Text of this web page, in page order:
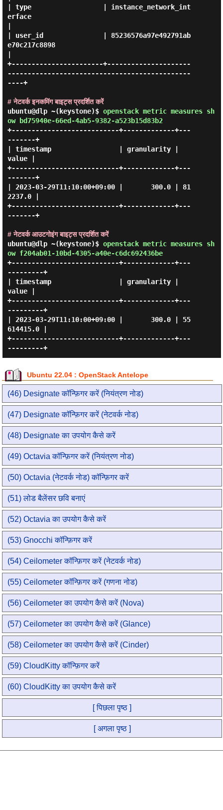
| type                  | instance_network_int
erface
| user_id               | 85236576a97e492791ab
e70c217c8898
+-----------------------+---------------------
----------------------------------------------
----+
# नेटवर्क इनकमिंग बाइट्स प्रदर्शित करें
ubuntu@dlp ~(keystone)$ openstack metric measures sh
ow bd75940e-66ed-4ab5-9382-a523b15d83b2
+---------------------------+-------------+---
-------+
| timestamp                 | granularity |
value |
+---------------------------+-------------+---
-------+
| 2023-03-29T11:10:00+09:00 |       300.0 | 81
2237.0 |
+---------------------------+-------------+---
-------+
# नेटवर्क आउटगोइंग बाइट्स प्रदर्शित करें
ubuntu@dlp ~(keystone)$ openstack metric measures sh
ow f204ab01-10bd-4305-a40e-c6dc692436be
+---------------------------+-------------+---
---------+
| timestamp                 | granularity |
value |
+---------------------------+-------------+---
---------+
| 2023-03-29T11:10:00+09:00 |       300.0 | 55
614415.0 |
+---------------------------+-------------+---
---------+
Ubuntu 22.04 : OpenStack Antelope
(46) Designate कॉन्फ़िगर करें (नियंत्रण नोड)
(47) Designate कॉन्फ़िगर करें (नेटवर्क नोड)
(48) Designate का उपयोग कैसे करें
(49) Octavia कॉन्फ़िगर करें (नियंत्रण नोड)
(50) Octavia (नेटवर्क नोड) कॉन्फ़िगर करें
(51) लोड बैलेंसर छवि बनाएं
(52) Octavia का उपयोग कैसे करें
(53) Gnocchi कॉन्फ़िगर करें
(54) Ceilometer कॉन्फ़िगर करें (नेटवर्क नोड)
(55) Ceilometer कॉन्फ़िगर करें (गणना नोड)
(56) Ceilometer का उपयोग कैसे करें (Nova)
(57) Ceilometer का उपयोग कैसे करें (Glance)
(58) Ceilometer का उपयोग कैसे करें (Cinder)
(59) CloudKitty कॉन्फ़िगर करें
(60) CloudKitty का उपयोग कैसे करें
[ पिछला पृष्ठ ]
[ अगला पृष्ठ ]